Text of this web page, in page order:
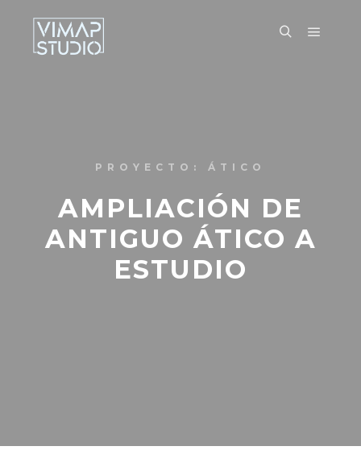
PROYECTO: ÁTICO
AMPLIACIÓN DE
ANTIGUO ÁTICO A
ESTUDIO